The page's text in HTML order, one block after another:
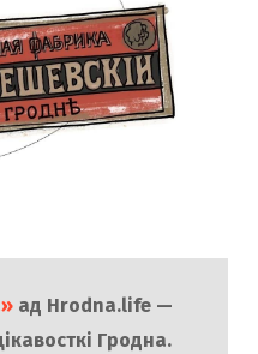
ад Hrodna.life —
Гродна.